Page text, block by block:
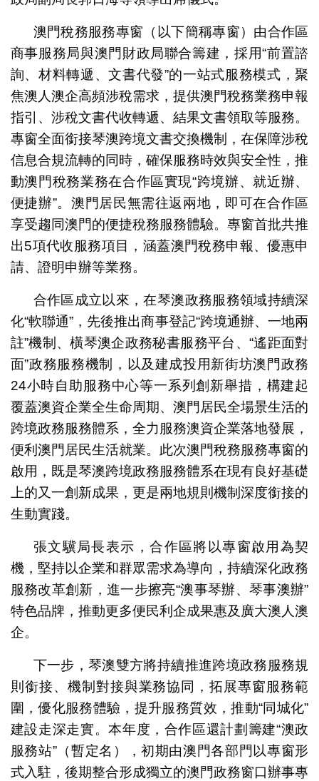
澳門稅務服務專窗（以下簡稱專窗）由合作區
商事服務局與澳門財政局聯合籌建，採用“前置諮
詢、材料轉遞、文書代發”的一站式服務模式，聚
焦澳人澳企高頻涉稅需求，提供澳門稅務業務申報
指引、涉稅文書代收轉遞、結果文書領取等服務。
專窗全面銜接琴澳跨境文書交換機制，在保障涉稅
信息合規流轉的同時，確保服務時效與安全性，推
動澳門稅務業務在合作區實現“跨境辦、就近辦、
便捷辦”。澳門居民無需往返兩地，即可在合作區
享受趨同澳門的便捷稅務服務體驗。專窗首批共推
出5項代收服務項目，涵蓋澳門稅務申報、優惠申
請、證明申辦等業務。
合作區成立以來，在琴澳政務服務領域持續深
化“軟聯通”，先後推出商事登記“跨境通辦、一地兩
註”機制、橫琴澳企政務秘書服務平台、“遙距面對
面”政務服務機制，以及建成投用新街坊澳門政務
24小時自助服務中心等一系列創新舉措，構建起
覆蓋澳資企業全生命周期、澳門居民全場景生活的
跨境政務服務體系，全力服務澳資企業落地發展，
便利澳門居民生活就業。此次澳門稅務服務專窗的
啟用，既是琴澳跨境政務服務體系在現有良好基礎
上的又一創新成果，更是兩地規則機制深度銜接的
生動實踐。
張文驥局長表示，合作區將以專窗啟用為契
機，堅持以企業和群眾需求為導向，持續深化政務
服務改革創新，進一步擦亮“澳事琴辦、琴事澳辦”
特色品牌，推動更多便民利企成果惠及廣大澳人澳
企。
下一步，琴澳雙方將持續推進跨境政務服務規
則銜接、機制對接與業務協同，拓展專窗服務範
圍，優化服務體驗，提升服務質效，推動“同城化”
建設走深走實。本年度，合作區還計劃籌建“澳政
服務站”（暫定名），初期由澳門各部門以專窗形
式入駐，後期整合形成獨立的澳門政務窗口辦事專